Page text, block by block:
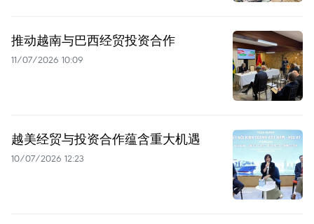
推动越南与巴西经贸投资合作
11/07/2026 10:09
越美经贸与投资合作蕴含重大机遇
10/07/2026 12:23